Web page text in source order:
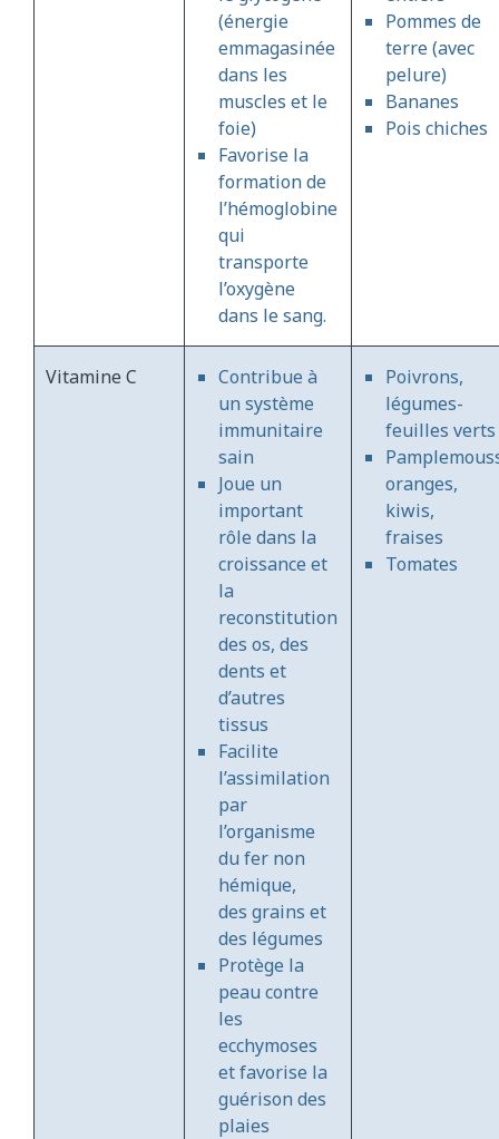
(énergie
emmagasinée
dans les
muscles et le
foie)
Favorise la
formation de
l’hémoglobine
qui
transporte
l’oxygène
dans le sang.
Pommes de
terre (avec
pelure)
Bananes
Pois chiches
Vitamine C
Contribue à
un système
immunitaire
sain
Joue un
important
rôle dans la
croissance et
la
reconstitution
des os, des
dents et
d’autres
tissus
Facilite
l’assimilation
par
l’organisme
du fer non
hémique,
des grains et
des légumes
Protège la
peau contre
les
ecchymoses
et favorise la
guérison des
plaies
Poivrons,
légumes-
feuilles verts
oranges,
kiwis,
fraises
Tomates